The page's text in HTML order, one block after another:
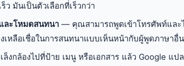
ว มันเป็นตัวเลือกที่เร็วกว่า
ละโหมดสนทนา — คุณสามารถพูดเข้าโทรศัพท์และ
เหลือเชื่อในการสนทนาแบบเห็นหน้ากับผู้พูดภาษาอื่น
ล็งกล้องไปที่ป้าย เมนู หรือเอกสาร แล้ว Google แ